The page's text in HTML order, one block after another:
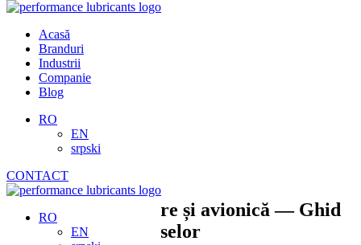
Skip
contentAcasă
Branduri
Industrii
Companie
Blog
RO
EN
srpski
CONTACT
RO
EN
Aerospațial, apărare și avionică — Ghid
de selecție a produselor